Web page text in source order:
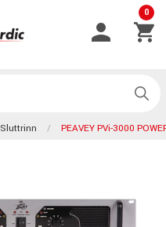
0
Sluttrinn PEAVEY PVi-3000